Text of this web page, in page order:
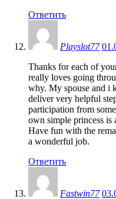
Ответить
Playslot77
Thanks for each of
really loves going
why. My spouse and i
deliver very helpful
participation from
own simple princess is
Have fun with the
a wonderful job.
Ответить
Fastwin77